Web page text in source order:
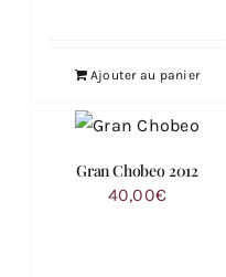
Ajouter au panier
Gran Chobeo 2012
40,00€